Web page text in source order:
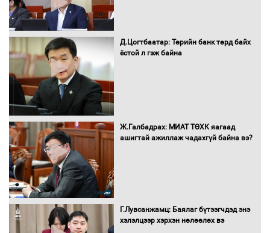
Бүх шатанд хэмнэлтийн горимд
Д.Цогтбаатар: Төрийн банк төрд байх
ёстой л гэж байна
Ж.Галбадрах: МИАТ ТӨХК яагаад
ашигтай ажиллаж чадахгүй байна вэ?
Г.Лувсанжамц: Баялаг бүтээгчдэд энэ
хэлэлцээр хэрхэн нөлөөлөх вэ